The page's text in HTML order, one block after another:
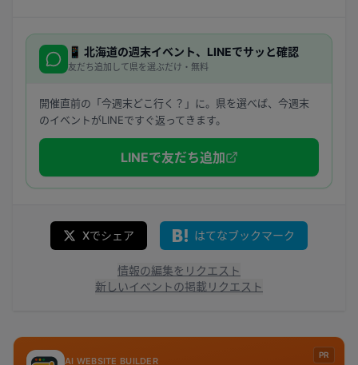
📱 北海道の週末イベント、LINEでサッと確認
友だち追加して県を選ぶだけ・無料
開催直前の「今週末どこ行く？」に。県を選べば、今週末
のイベントがLINEですぐ返ってきます。
LINEで友だち追加
Xでシェア はてなブックマーク
情報の編集をリクエスト
新しいイベントの掲載リクエスト
PR
AI WEBSITE BUILDER